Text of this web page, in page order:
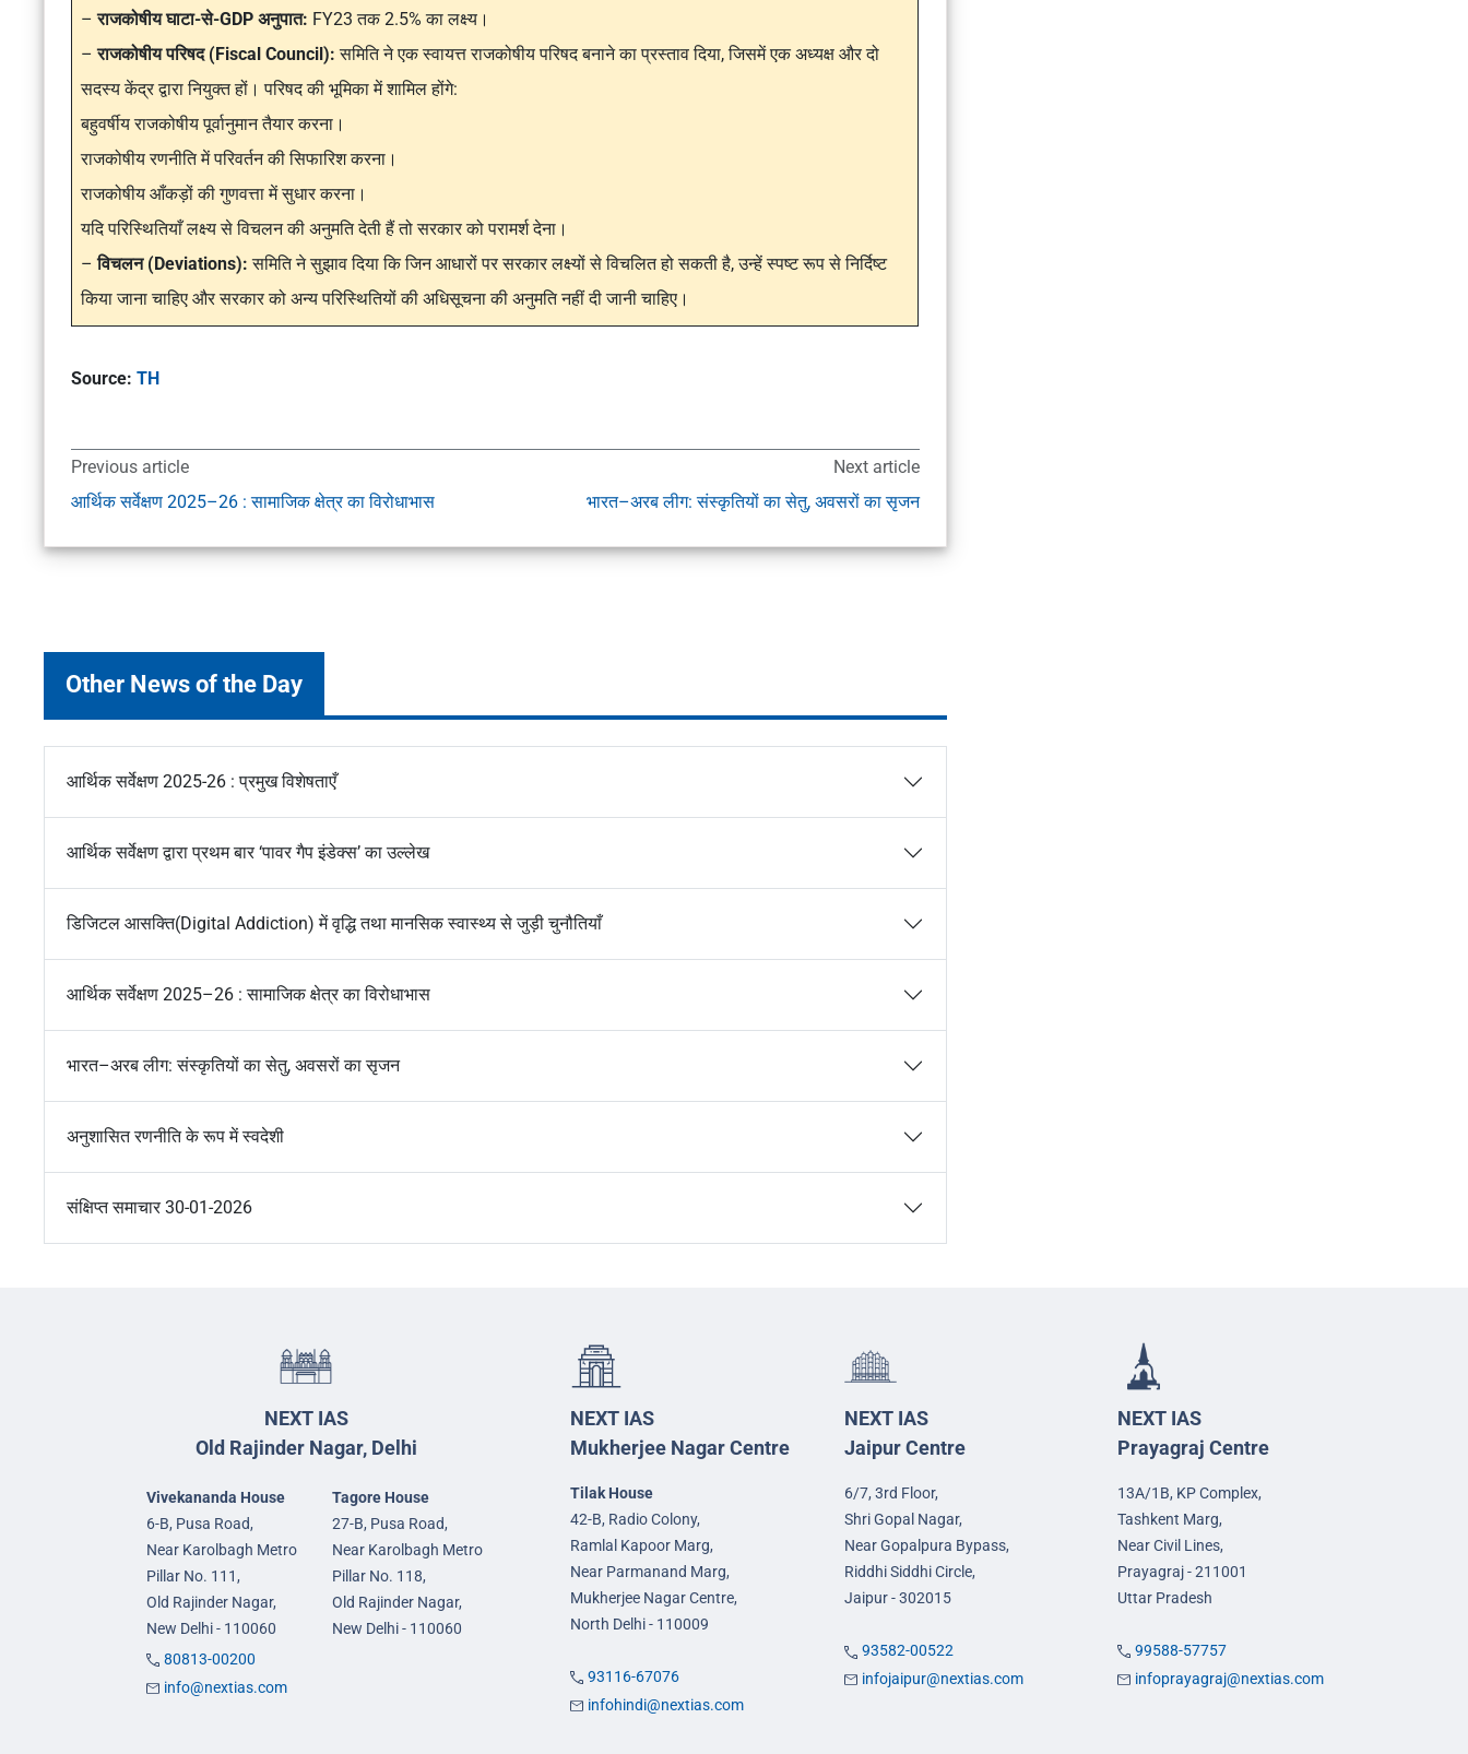
–राजकोषीय घाटा-से-GDP अनुपात: FY23 तक 2.5% का लक्ष्य।
–राजकोषीय परिषद (Fiscal Council): समिति ने एक स्वायत्त राजकोषीय परिषद बनाने का प्रस्ताव दिया, जिसमें एक अध्यक्ष और दो
सदस्य केंद्र द्वारा नियुक्त हों। परिषद की भूमिका में शामिल होंगे:
बहुवर्षीय राजकोषीय पूर्वानुमान तैयार करना।
राजकोषीय रणनीति में परिवर्तन की सिफारिश करना।
राजकोषीय आँकड़ों की गुणवत्ता में सुधार करना।
यदि परिस्थितियाँ लक्ष्य से विचलन की अनुमति देती हैं तो सरकार को परामर्श देना।
–विचलन (Deviations):समिति ने सुझाव दिया कि जिन आधारों पर सरकार लक्ष्यों से विचलित हो सकती है, उन्हें स्पष्ट रूप से निर्दिष्ट
किया जाना चाहिए और सरकार को अन्य परिस्थितियों की अधिसूचना की अनुमति नहीं दी जानी चाहिए।
Source: TH
Previous article
आर्थिक सर्वेक्षण 2025–26 : सामाजिक क्षेत्र का विरोधाभास
Next article
भारत–अरब लीग: संस्कृतियों का सेतु, अवसरों का सृजन
Other News of the Day
आर्थिक सर्वेक्षण 2025-26 : प्रमुख विशेषताएँ
आर्थिक सर्वेक्षण द्वारा प्रथम बार ‘पावर गैप इंडेक्स’ का उल्लेख
डिजिटल आसक्ति(Digital Addiction) में वृद्धि तथा मानसिक स्वास्थ्य से जुड़ी चुनौतियाँ
आर्थिक सर्वेक्षण 2025–26 : सामाजिक क्षेत्र का विरोधाभास
भारत–अरब लीग: संस्कृतियों का सेतु, अवसरों का सृजन
अनुशासित रणनीति के रूप में स्वदेशी
संक्षिप्त समाचार 30-01-2026
NEXT IAS
Old Rajinder Nagar, Delhi
Vivekananda House
6-B, Pusa Road,
Near Karolbagh Metro
Pillar No. 111,
Old Rajinder Nagar,
New Delhi - 110060
Tagore House
27-B, Pusa Road,
Near Karolbagh Metro
Pillar No. 118,
Old Rajinder Nagar,
New Delhi - 110060
80813-00200
info@nextias.com
NEXT IAS
Mukherjee Nagar Centre
Tilak House
42-B, Radio Colony,
Ramlal Kapoor Marg,
Near Parmanand Marg,
Mukherjee Nagar Centre,
North Delhi - 110009
93116-67076
infohindi@nextias.com
NEXT IAS
Jaipur Centre
6/7, 3rd Floor,
Shri Gopal Nagar,
Near Gopalpura Bypass,
Riddhi Siddhi Circle,
Jaipur - 302015
93582-00522
infojaipur@nextias.com
NEXT IAS
Prayagraj Centre
13A/1B, KP Complex,
Tashkent Marg,
Near Civil Lines,
Prayagraj - 211001
Uttar Pradesh
99588-57757
infoprayagraj@nextias.com